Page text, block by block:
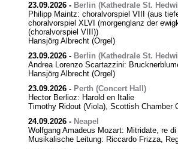
23.09.2026- Berlin (Kathedrale St.
Philipp Maintz: choralvorspiel VIII (aus
choralvorspiel XLVI (morgenglanz der
(choralvorspiel VIII))
Hansjörg Albrecht (Orgel)
23.09.2026- Berlin (Kathedrale St.
Andrea Lorenzo Scartazzini:
Hansjörg Albrecht (Orgel)
23.09.2026- Perth (Concert Hall)
Hector Berlioz: Harold en Italie
Timothy Ridout (Viola), Scottish Chamber
24.09.2026- Neapel
Wolfgang Amadeus Mozart: Mitridate, re
Musikalische Leitung: Riccardo Frizza,